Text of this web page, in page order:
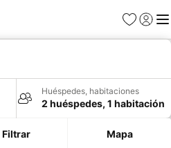
Favoritos
Iniciar
Huéspedes, habitaciones
2 huéspedes, 1 habitación
Filtrar Mapa